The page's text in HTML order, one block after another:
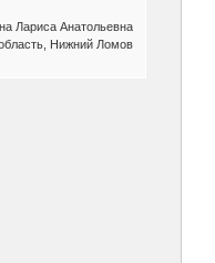
Лариса Анатольевна
Нижний Ломов